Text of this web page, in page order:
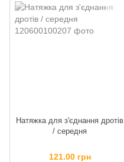
Натяжка для з'єднання дротів
/ середня
121.00 грн